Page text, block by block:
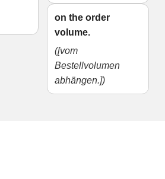
on the order
volume.
([vom
Bestellvolumen
abhängen.])